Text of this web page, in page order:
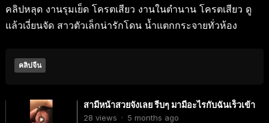
คลิปหลุด งานรุมเย็ด โครตเสียว งานในตำนาน โครตเสียว ดู
แล้วเงี่ยนจัด สาวตัวเล็กน่ารักโดน น้ำแตกกระจายทั่วห้อง
คลิปจีน
สามีหน้าสวยจังเลย รีบๆ มามีอะไรกับฉันเร็วเข้า
28 views · 5 months ago